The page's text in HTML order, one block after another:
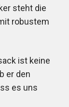
steht die
robustem
ist keine
er den
es uns